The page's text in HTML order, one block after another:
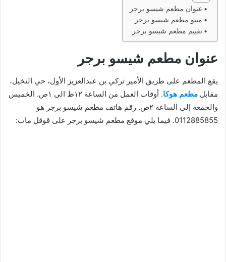
عنوان مطعم شيسو برجر
منيو مطعم شيسو برجر
تقييم مطعم شيسو برجر
عنوان مطعم شيسو برجر
يقع المطعم على طريق الأمير تركي بن عبدالعزيز الأول، حي النخيل،
مقابل مطعم هوكا
. أوقات العمل من الساعة ١٢ظ الى ١ص. الخميس
والجمعة إلى الساعة ٢ص. رقم هاتف مطعم شيسو برجر هو
0112885855. فيما يلي موقع مطعم شيسو برجر على قوقل ماب: